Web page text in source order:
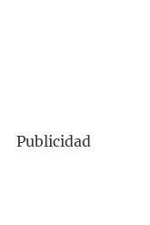
Publicidad